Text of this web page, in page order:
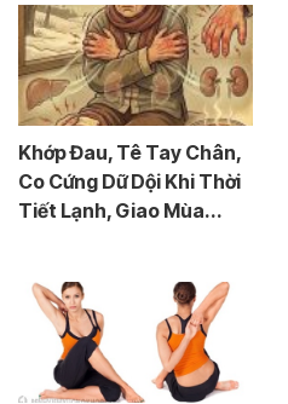
Khớp Đau, Tê Tay Chân,
Co Cứng Dữ Dội Khi Thời
Tiết Lạnh, Giao Mùa...